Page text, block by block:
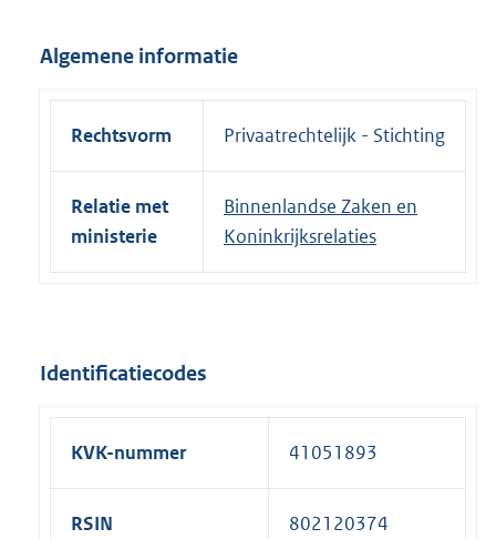
Algemene informatie
Rechtsvorm Privaatrechtelijk - Stichting
Relatie met
ministerie
Binnenlandse Zaken en
Koninkrijksrelaties
Identificatiecodes
KVK-nummer 41051893
RSIN 802120374